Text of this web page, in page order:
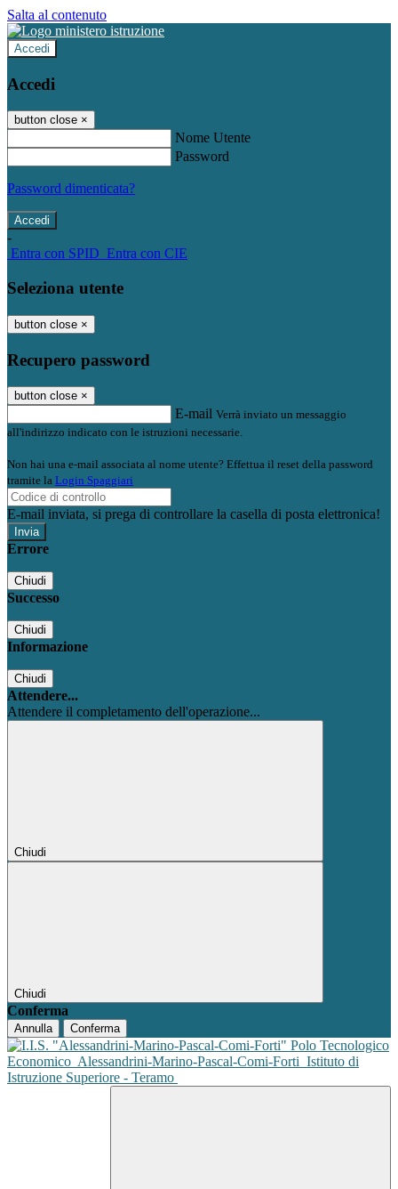
Salta al contenuto
Accedi
Accedi
button close ×
Nome Utente
Password
Password dimenticata?
-
Entra con SPID Entra con CIE
Seleziona utente
button close ×
Recupero password
button close ×
E-mail Verrà inviato un messaggio
all'indirizzo indicato con le istruzioni necessarie.
Non hai una e-mail associata al nome utente? Effettua il reset della password
tramite la Login Spaggiari
E-mail inviata, si prega di controllare la casella di posta elettronica!
Errore
Chiudi
Successo
Chiudi
Informazione
Chiudi
Attendere...
Attendere il completamento dell'operazione...
Chiudi
Chiudi
Conferma
Annulla Conferma
Polo Tecnologico
Economico Alessandrini-Marino-Pascal-Comi-Forti Istituto di
Istruzione Superiore - Teramo